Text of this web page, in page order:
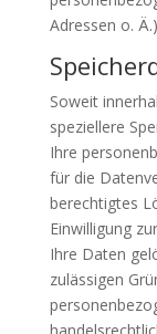
Adressen o.
Soweit
speziellere
Ihre
für die
berechtigtes
Einwilligung
Ihre Daten
zulässigen